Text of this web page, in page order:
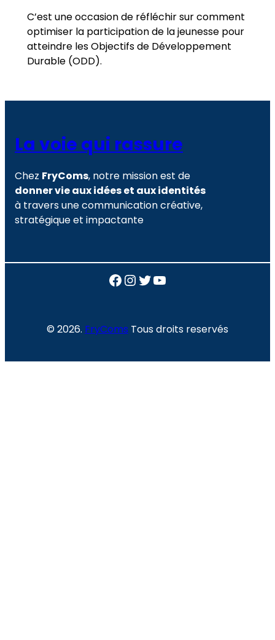
C’est une occasion de réfléchir sur comment
optimiser la participation de la jeunesse pour
atteindre les Objectifs de Développement
Durable (ODD).
La voie qui rassure
Chez FryComs, notre mission est de
donner vie aux idées et aux identités
à travers une communication créative,
stratégique et impactante
Facebook
Instagram
Twitter
YouTube
© 2026. FryComs Tous droits reservés